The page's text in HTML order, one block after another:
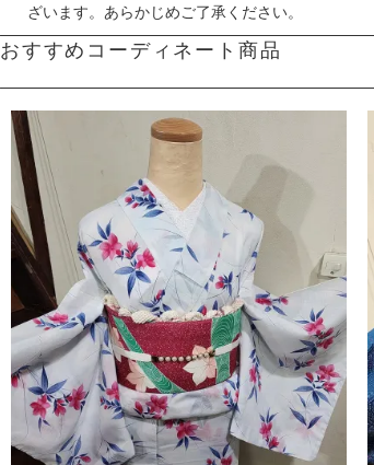
ざいます。あらかじめご了承ください。
おすすめコーディネート商品